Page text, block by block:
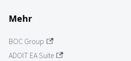
Mehr
BOC Group
ADOIT EA Suite